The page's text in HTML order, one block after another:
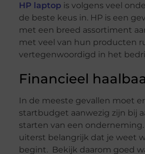
HP laptop is volgens veel
de beste keus in. HP is een
met een breed assortiment
met veel van hun producten
vertegenwoordigd in het
Financieel
In de meeste gevallen moet
startbudget aanwezig zijn bij
starten van een
uiterst belangrijk dat je weet
begint. Bekijk daarom goed